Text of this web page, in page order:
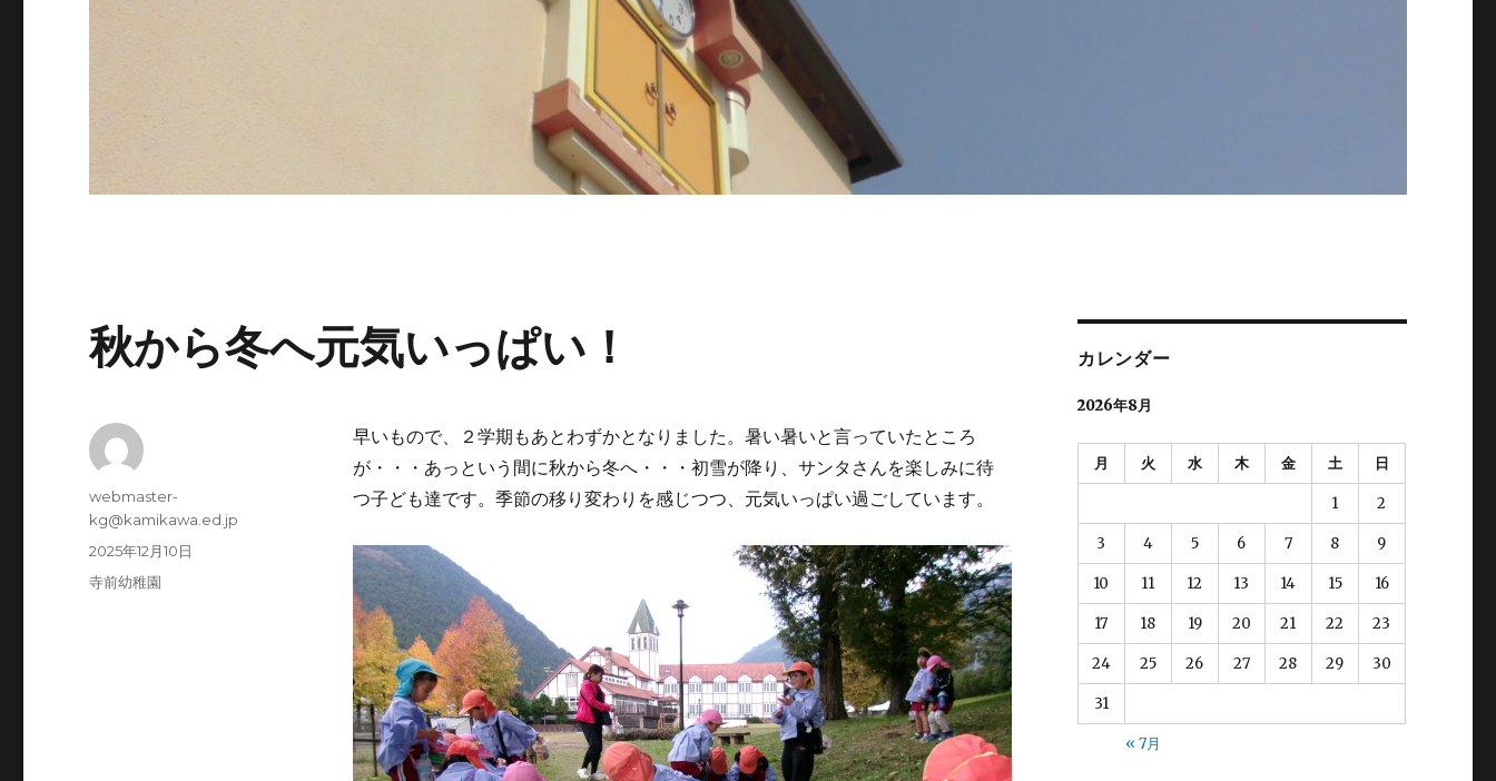
秋から冬へ元気いっぱい！
早いもので、２学期もあとわずかとなりました。暑い暑いと言っていたところ
が・・・あっという間に秋から冬へ・・・初雪が降り、サンタさんを楽しみに待
つ子ども達です。季節の移り変わりを感じつつ、元気いっぱい過ごしています。
投
稿
webmaster-
kg@kamikawa.ed.jp
投
稿
2025年12月10日
カ
寺前幼稚園
カレンダー
2026年8月
月 火 水 木 金 土 日
1 2
3 4 5 6 7 8 9
10 11 12 13 14 15 16
17 18 19 20 21 22 23
24 25 26 27 28 29 30
31
« 7月